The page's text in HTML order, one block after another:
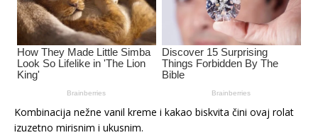
Kombinacija nežne vanil kreme i kakao biskvita čini ovaj rolat
izuzetno mirisnim i ukusnim.